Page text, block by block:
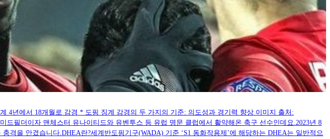
4년에서 18개월로 감경 * 도핑 징계 감경의 두 가지의 기준: 의도성과 경기력 향상 이미지 출처:
드필더이자 맨체스터 유나이티드와 유벤투스 등 유럽 명문 클럽에서 활약해온 축구 선수인데요.2023년 8
격을 안겼습니다.DHEA란?세계반도핑기구(WADA) 기준 ‘S1 동화작용제’에 해당하는 DHEA는 일반적으